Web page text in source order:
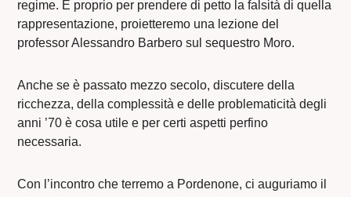
regime. E proprio per prendere di petto la falsità di quella
rappresentazione, proietteremo una lezione del
professor Alessandro Barbero sul sequestro Moro.
Anche se è passato mezzo secolo, discutere della
ricchezza, della complessità e delle problematicità degli
anni ’70 è cosa utile e per certi aspetti perfino
necessaria.
Con l’incontro che terremo a Pordenone, ci auguriamo il